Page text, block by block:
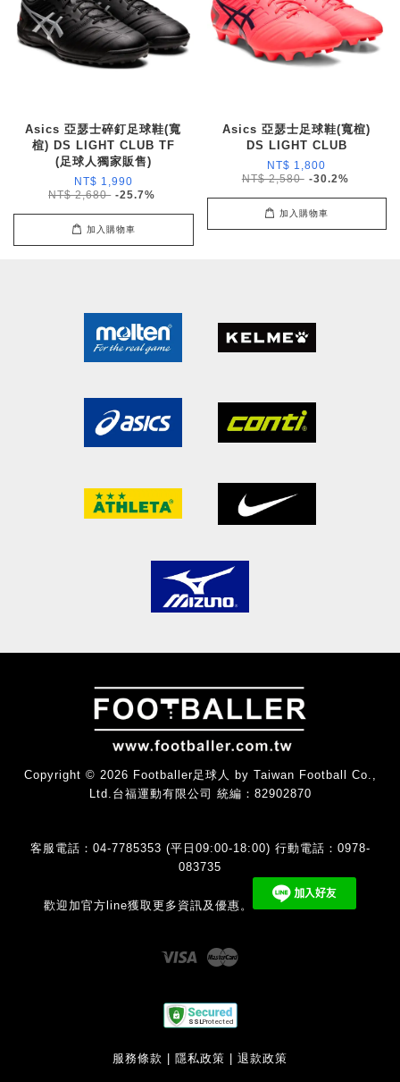
Asics 亞瑟士碎釘足球鞋(寬
楦) DS LIGHT CLUB TF
(足球人獨家販售)
NT$ 1,990
NT$ 2,680 -25.7%
加入購物車
Asics 亞瑟士足球鞋(寬楦)
DS LIGHT CLUB
NT$ 1,800
NT$ 2,580 -30.2%
加入購物車
Copyright © 2026 Footballer足球人 by Taiwan Football Co.,
Ltd.台福運動有限公司 統編：82902870
客服電話：04-7785353 (平日09:00-18:00) 行動電話：0978-
083735
歡迎加官方line獲取更多資訊及優惠。
Visa
服務條款 隱私政策 退款政策